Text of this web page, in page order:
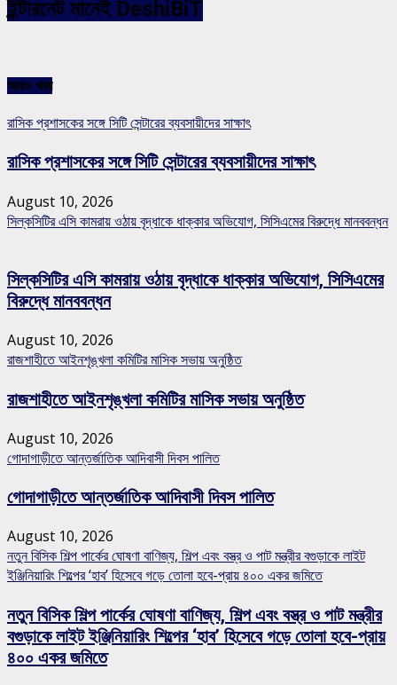
ইন্টারনেট মানেই DeshiBiT
আরও খবর
রাসিক প্রশাসকের সঙ্গে সিটি সেন্টারের ব্যবসায়ীদের সাক্ষাৎ
রাসিক প্রশাসকের সঙ্গে সিটি সেন্টারের ব্যবসায়ীদের সাক্ষাৎ
August 10, 2026
সিল্কসিটির এসি কামরায় ওঠায় বৃদ্ধাকে ধাক্কার অভিযোগ, সিসিএমের বিরুদ্ধে মানববন্ধন
সিল্কসিটির এসি কামরায় ওঠায় বৃদ্ধাকে ধাক্কার অভিযোগ, সিসিএমের
বিরুদ্ধে মানববন্ধন
August 10, 2026
রাজশাহীতে আইনশৃঙ্খলা কমিটির মাসিক সভায় অনুষ্ঠিত
রাজশাহীতে আইনশৃঙ্খলা কমিটির মাসিক সভায় অনুষ্ঠিত
August 10, 2026
গোদাগাড়ীতে আন্তর্জাতিক আদিবাসী দিবস পালিত
গোদাগাড়ীতে আন্তর্জাতিক আদিবাসী দিবস পালিত
August 10, 2026
নতুন বিসিক শিল্প পার্কের ঘোষণা বাণিজ্য, শিল্প এবং বস্ত্র ও পাট মন্ত্রীর বগুড়াকে লাইট
ইঞ্জিনিয়ারিং শিল্পের ‘হাব’ হিসেবে গড়ে তোলা হবে-প্রায় ৪০০ একর জমিতে
নতুন বিসিক শিল্প পার্কের ঘোষণা বাণিজ্য, শিল্প এবং বস্ত্র ও পাট মন্ত্রীর
বগুড়াকে লাইট ইঞ্জিনিয়ারিং শিল্পের ‘হাব’ হিসেবে গড়ে তোলা হবে-প্রায়
৪০০ একর জমিতে